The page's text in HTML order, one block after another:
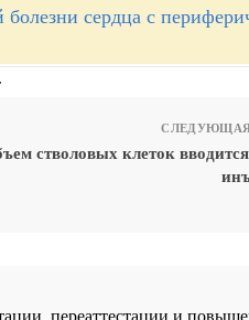
сердца с
стволовых клеток
переаттестации и